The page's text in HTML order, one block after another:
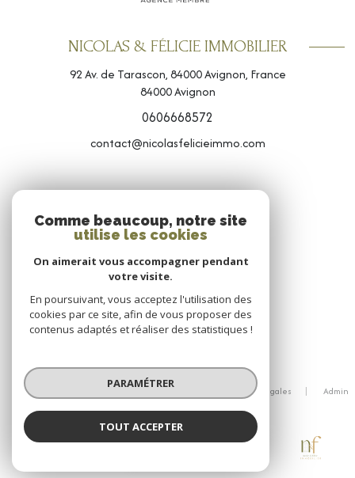
Nicolas & Félicie Immobilier
NICOLAS & FÉLICIE IMMOBILIER
92 Av. de Tarascon, 84000 Avignon, France
84000Avignon
0606668572
contact@nicolasfelicieimmo.com
NOUS SUIVRE
© 2026 | Tous droits réservés
Nos partenaires Mentions légales
Admin
Réalisé par :
Comme beaucoup, notre site
utilise les cookies
On aimerait vous accompagner pendant
votre visite.
En poursuivant, vous acceptez l'utilisation des
cookies par ce site, afin de vous proposer des
contenus adaptés et réaliser des statistiques !
PARAMÉTRER
TOUT ACCEPTER